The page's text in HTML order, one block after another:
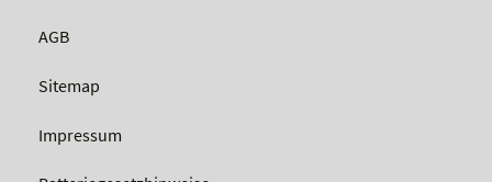
AGB
Sitemap
Impressum